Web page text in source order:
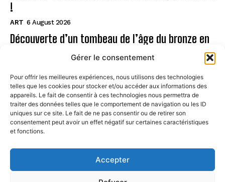
Gérer le consentement
Pour offrir les meilleures expériences, nous utilisons des technologies
telles que les cookies pour stocker et/ou accéder aux informations des
appareils. Le fait de consentir à ces technologies nous permettra de
traiter des données telles que le comportement de navigation ou les ID
uniques sur ce site. Le fait de ne pas consentir ou de retirer son
consentement peut avoir un effet négatif sur certaines caractéristiques
et fonctions.
Accepter
!
ART 6 August 2026
Découverte d’un tombeau de l’âge du bronze en
Page
CONTACT
MENTIONS LÉGALES